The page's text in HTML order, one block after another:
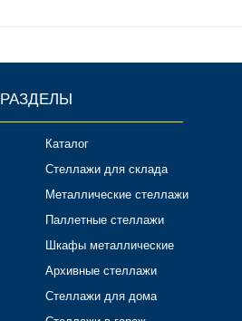
РАЗДЕЛЫ
Каталог
Стеллажи для склада
Металлические стеллажи
Паллетные стеллажи
Шкафы металлические
Архивные стеллажи
Стеллажи для дома